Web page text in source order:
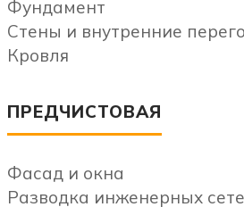
Фундамент
Стены и внутренние
Кровля
ПРЕДЧИСТОВАЯ
Фасад и окна
Разводка инженерных